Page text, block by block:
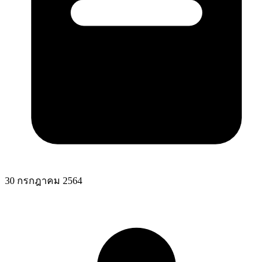
30 กรกฎาคม 2564